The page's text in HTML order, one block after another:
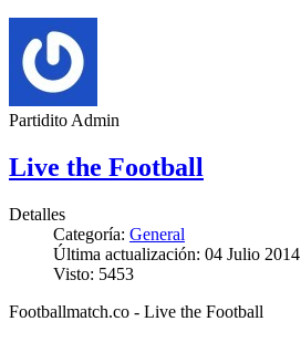
Partidito Admin
Live the Football
Detalles
Categoría: General
Última actualización: 04 Julio 2014
Visto: 5453
Footballmatch.co - Live the Football